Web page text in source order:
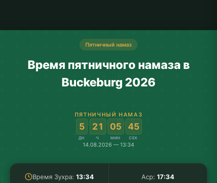
Пятничный намаз
Время пятничного намаза в
Buckeburg 2026
ПЯТНИЧНЫЙ НАМАЗ
5
ДН
: 21
Ч
: 05
МИН
: 45
СЕК
14.08.2026 — 13:34
Время Зухра: 13:34 Аср: 17:34